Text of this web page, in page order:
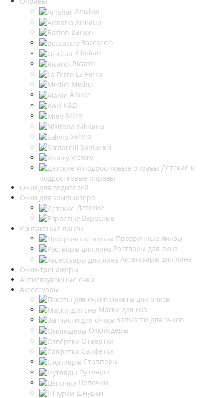
Amshar
Armatio
Barton
Boccaccio
Glodiatr
Ricardi
La Ferro
Medici
Alanie
K&D
Mien
Nikitana
Salivio
Santarelli
Victory
Детские и
подростковые оправы
Очки для водителей
Очки для компьютера
Детские
Взрослые
Контактные линзы
Прозрачные линзы
Растворы для линз
Аксессуары для линз
Очки-тренажеры
Антиглаукомные очки
Аксессуары
Пакеты для очков
Маски для сна
Запчасти для очков
Окклюдеры
Отвёртки
Салфетки
Стопперы
Футляры
Цепочки
Шнурки